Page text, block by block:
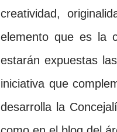
creatividad,
elemento que es la
estarán expuestas
iniciativa que
desarrolla la